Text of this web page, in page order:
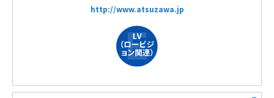
http://www.atsuzawa.jp